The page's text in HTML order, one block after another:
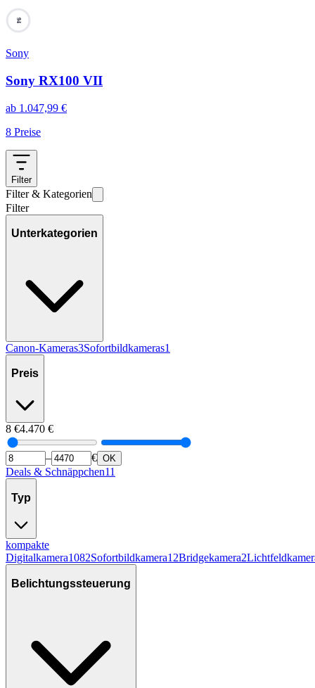
94
Sony
Sony RX100 VII
ab 1.047,99 €
8 Preise
Filter
Filter & Kategorien
Filter
Unterkategorien
Canon-Kameras3Sofortbildkameras1
Preis
8 €4.470 €
– € OK
Deals & Schnäppchen11
Typ
kompakte
Digitalkamera1082Sofortbildkamera12Bridgekamera2
Belichtungssteuerung